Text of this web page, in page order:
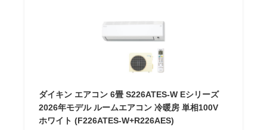
ダイキン エアコン 6畳 S226ATES-W Eシリーズ
2026年モデル ルームエアコン 冷暖房 単相100V
ホワイト (F226ATES-W+R226AES)